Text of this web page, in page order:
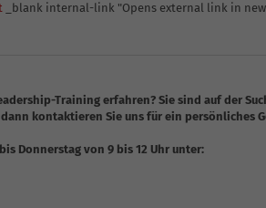
_blank internal-link "Opens external link in
Training erfahren? Sie sind auf der
kontaktieren Sie uns für ein persönliches
Donnerstag von 9 bis 12 Uhr unter: